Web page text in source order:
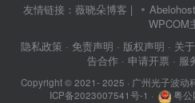
友情链接： 薇晓朵博客 | Abelohost
WPCOM
隐私政策 · 免责声明 · 版权声明 · 关
告合作 · 申请开票 · 服
Copyright © 2021- 2025 · 广州光子波动
ICP备2023007541号-1 · 粤公